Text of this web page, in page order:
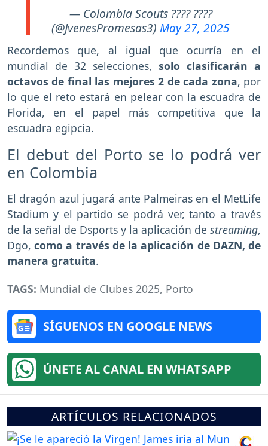
— Colombia Scouts ???? ????
(@JvenesPromesas3) May 27, 2025
Recordemos que, al igual que ocurría en el
mundial de 32 selecciones, solo clasificarán a
octavos de final las mejores 2 de cada zona, por
lo que el reto estará en pelear con la escuadra de
Florida, en el papel más competitiva que la
escuadra egipcia.
El debut del Porto se lo podrá ver
en Colombia
El dragón azul jugará ante Palmeiras en el MetLife
Stadium y el partido se podrá ver, tanto a través
de la señal de Dsports y la aplicación de streaming,
Dgo,como a través de la aplicación de DAZN, de
manera gratuita.
TAGS: Mundial de Clubes 2025, Porto
SÍGUENOS EN GOOGLE NEWS
ÚNETE AL CANAL EN WHATSAPP
ARTÍCULOS RELACIONADOS